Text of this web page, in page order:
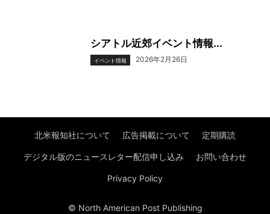
シアトル近郊イベント情報...
イベント情報 2026年2月26日
北米報知社について 広告掲載について 定期購読
デジタル版のニュースレター配信申し込み お問い合わせ
Privacy Policy
© North American Post Publishing